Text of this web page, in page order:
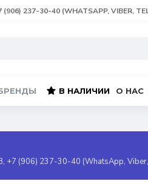
237-30-40 (WHATSAPP, VIBER,
В НАЛИЧИИ О НАС
+7 (906) 237-30-40 (WhatsApp,